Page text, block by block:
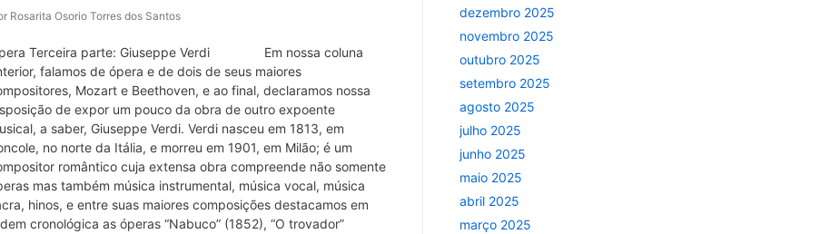
Rosarita Osorio Torres dos Santos
Terceira parte: Giuseppe Verdi Em nossa coluna
falamos de ópera e de dois de seus maiores
Mozart e Beethoven, e ao final, declaramos nossa
de expor um pouco da obra de outro expoente
a saber, Giuseppe Verdi. Verdi nasceu em 1813, em
no norte da Itália, e morreu em 1901, em Milão; é um
romântico cuja extensa obra compreende não somente
mas também música instrumental, música vocal, música
hinos, e entre suas maiores composições destacamos em
cronológica as óperas “Nabuco” (1852), “O trovador”
dezembro 2025
novembro 2025
outubro 2025
setembro 2025
agosto 2025
julho 2025
junho 2025
maio 2025
abril 2025
março 2025